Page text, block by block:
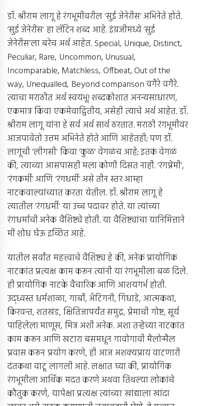
डॉ. श्रीराम लागू हे रंगभूमीवरील ‘सुई जेनेरीस’ अभिनेते होते.
‘सुई जेनेरीस’ हा लॅटिन शब्द आहे. इंग्रजीमध्ये ‘सुई
जेनेरीस’ला बरेच अर्थ आहेत. Special, Unique, Distinct,
Peculiar, Rare, Uncommon, Unusual,
Incomparable, Matchless, Offbeat, Out of the
way, Unequalled, Beyond comparison वगैरे वगैरे.
त्याचा मराठीत अर्थ स्वयंभू! शब्दकोशात अनन्यसाधारण,
एकमात्र किंवा एकमेवाद्वितीय, असेही त्याचे अर्थ आहेत. डॉ.
श्रीराम लागू यांना हे सर्व अर्थ सार्थ ठरतात. मराठी रंगभूमीवर
आजपावेतो उत्तम अभिनेते होते आणि आहेतही; पण डॉ.
लागूंची ‘लीगसी’ किंवा ‘कुळ’ वेगळंच आहे; इतकं वेगळं
की, त्याच्या आसपासही मला कोणी दिसत नाही. ‘रंगप्रेमी’,
‘रंगकर्मी’ आणि ‘रंगधर्मी’ असे तीन स्तर आम्हा
नाटकवाल्यांच्यात करता येतील. डॉ. श्रीराम लागू हे
त्यातील ‘रंगधर्मी’ या उच्च पदावर होते. या त्यांच्या
रंगधर्माची अनेक वैशिष्ट्ये होती. या वैशिष्ट्यांचा यानिमित्ताने
मी शोध घेऊ इच्छित आहे.
यातील सर्वांत महत्त्वाचे वैशिष्ट्य हे की, अनेक प्रायोगिक
नाटकांत प्रत्यक्ष काम करून त्यांनी या रंगभूमीला बळ दिले.
ही प्रायोगिक नाटके वैचारिक आणि आशयगर्भ होती.
उद्ध्वस्त धर्मशाळा, गार्बो, अँटिगनी, गिधाडे, आत्मकथा,
किरवन्त, शतखंड, क्षितिजापर्यंत समुद्र, प्रेमाची गोष्ट, सूर्य
पाहिलेला माणूस, मित्र अशी अनेक. अशा तर्‍हेच्या नाटकांत
काम करून आणि खटारा बसमधून गावोगावी मैलोन्मैल
प्रवास करून प्रयोग करणे, ही आज अशक्यप्राय वाटणारी
दंतकथा वाटू लागली आहे. लक्षात घ्या की, प्रायोगिक
रंगभूमीला आर्थिक मदत करणे अथवा तिथल्या लोकांचे
कौतुक करणे, यापेक्षा प्रत्यक्ष त्यांच्या खांद्याला खांदा